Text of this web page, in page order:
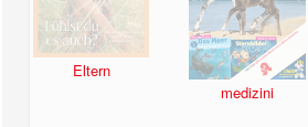
Eltern
medizini